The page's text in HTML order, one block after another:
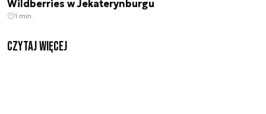
Wildberries w Jekaterynburgu
1 min.
czytaj więcej